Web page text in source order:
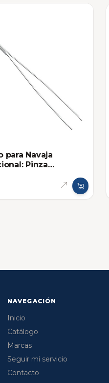
para Navaja
Pinza
NAVEGACIÓN
Inicio
Catálogo
Marcas
Seguir mi servicio
Contacto